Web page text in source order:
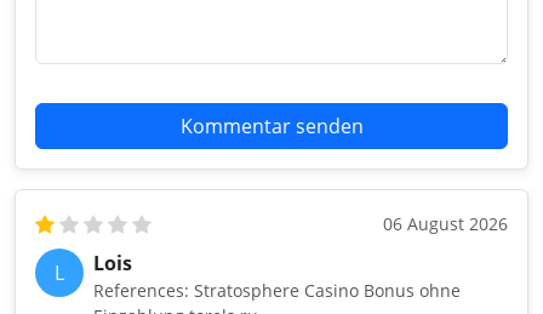
Kommentar senden
06 August 2026
L Lois
References: Stratosphere Casino Bonus ohne